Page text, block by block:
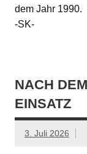
dem Jahr 1990.
-SK-
NACH
EINSATZ
3. Juli 2026